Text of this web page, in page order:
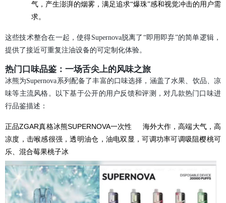
气，产生澎湃的烟雾，满足追求“爆珠”感和视觉冲击的用户需
求。
这些技术整合在一起，使得Supernova脱离了“即用即弃”的简单逻辑，
提供了接近可重复注油设备的可定制化体验。
热门口味品鉴：一场舌尖上的风味之旅
冰熊为Supernova系列配备了丰富的口味选择，涵盖了水果、饮品、凉
味等主流风格。以下基于公开的用户反馈和评测，对几款热门口味进
行品鉴描述：
正品ZGAR真格冰熊SUPERNOVA一次性 海外大作，高端大气，高
凉度，击喉感很强，透明油仓，油电双显，可调功率可调吸阻樱桃可
乐、混合莓果桃子冰